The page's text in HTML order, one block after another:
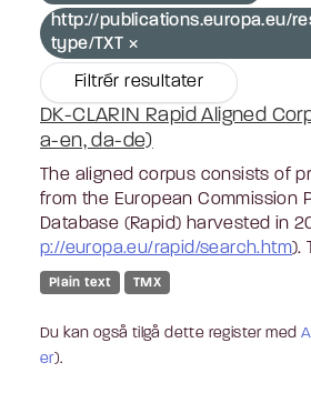
http://publications.europa.eu/
type/TXT
Filtrér resultater
DK-CLARIN Rapid Aligned
a-en, da-de)
The aligned corpus consists of
from the European Commission
Database (Rapid) harvested in
p://europa.eu/rapid/search.htm).
Plain text TMX
Du kan også tilgå dette register med
er).